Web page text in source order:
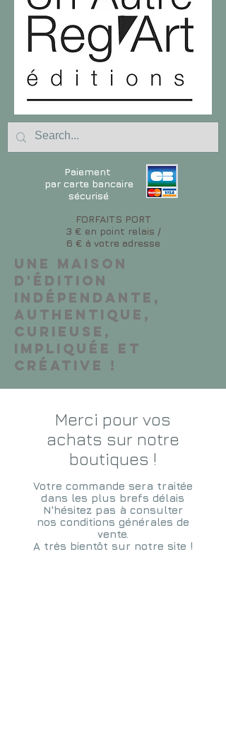
Paiement
par carte bancaire
sécurisé
FORFAITS PORT
3 € en point relais /
6 € à votre adresse
Une maison
d'édition
indépendante,
authentique,
curieuse,
impliquée et
créative !
Merci pour vos
achats sur notre
boutiques !
Votre commande sera traitée
dans les plus brefs délais
N'hésitez pas à consulter
nos conditions générales de
vente.
A très bientôt sur notre site !